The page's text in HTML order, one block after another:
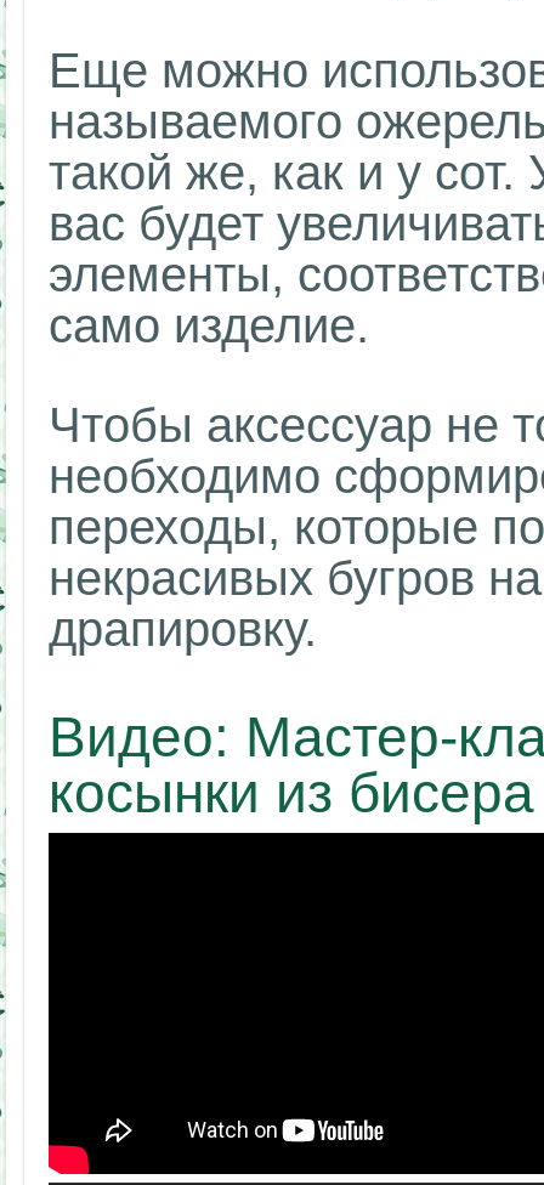
Еще можно
называемого
такой же, как и у
вас будет
элементы,
само изделие.
Чтобы аксессуар не
необходимо
переходы, которые
некрасивых бугров
драпировку.
Видео: Мастер-
косынки из бисера